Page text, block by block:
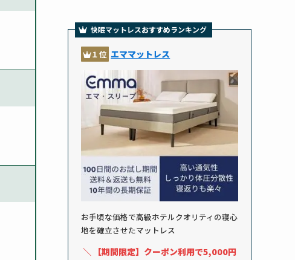
快眠マットレスおすすめランキング
１位 エママットレス
お手頃な価格で高級ホテルクオリティの寝心
地を確立させたマットレス
＼ 【期間限定】クーポン利用で5,000円